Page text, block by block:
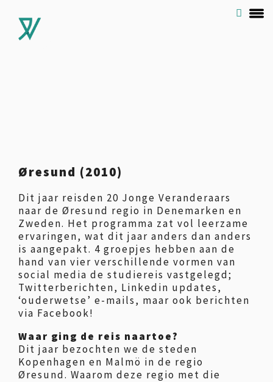
Øresund (2010)
Dit jaar reisden 20 Jonge Veranderaars
naar de Øresund regio in Denemarken en
Zweden. Het programma zat vol leerzame
ervaringen, wat dit jaar anders dan anders
is aangepakt. 4 groepjes hebben aan de
hand van vier verschillende vormen van
social media de studiereis vastgelegd;
Twitterberichten, Linkedin updates,
‘ouderwetse’ e-mails, maar ook berichten
via Facebook!
Waar ging de reis naartoe?
Dit jaar bezochten we de steden
Kopenhagen en Malmö in de regio
Øresund. Waarom deze regio met die